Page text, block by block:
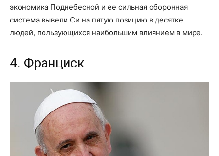
экономика Поднебесной и ее сильная оборонная
система вывели Си на пятую позицию в десятке
людей, пользующихся наибольшим влиянием в мире.
4. Франциск